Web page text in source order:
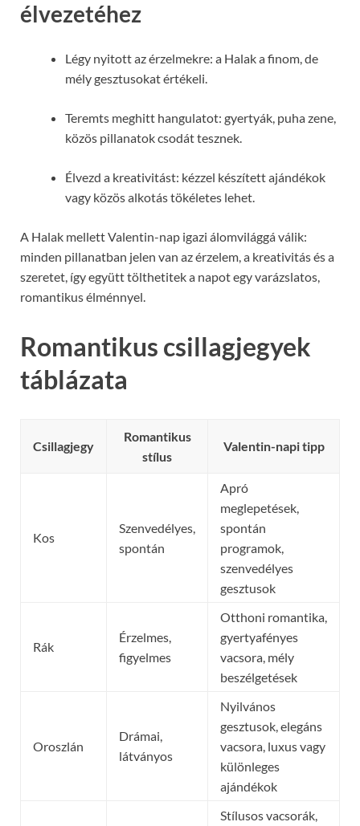
élvezetéhez
Légy nyitott az érzelmekre: a Halak a finom, de
mély gesztusokat értékeli.
Teremts meghitt hangulatot: gyertyák, puha zene,
közös pillanatok csodát tesznek.
Élvezd a kreativitást: kézzel készített ajándékok
vagy közös alkotás tökéletes lehet.
A Halak mellett Valentin-nap igazi álomvilággá válik:
minden pillanatban jelen van az érzelem, a kreativitás és a
szeretet, így együtt tölthetitek a napot egy varázslatos,
romantikus élménnyel.
Romantikus csillagjegyek
táblázata
Csillagjegy
Romantikus
stílus
Valentin-napi tipp
Kos
Szenvedélyes,
spontán
Apró
meglepetések,
spontán
programok,
szenvedélyes
gesztusok
Rák
Érzelmes,
figyelmes
Otthoni romantika,
gyertyafényes
vacsora, mély
beszélgetések
Oroszlán
Drámai,
látványos
Nyilvános
gesztusok, elegáns
vacsora, luxus vagy
különleges
ajándékok
Stílusos vacsorák,